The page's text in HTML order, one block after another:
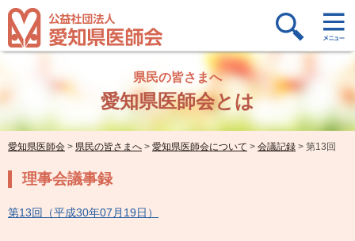
県民の皆さまへ
愛知県医師会とは
愛知県医師会 > 県民の皆さまへ > 愛知県医師会について > 会議記録 > 第13回
理事会議事録
第13回（平成30年07月19日）